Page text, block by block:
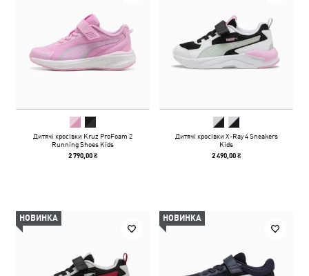
Дитячі кросівки Kruz ProFoam 2
Running Shoes Kids
2 790,00 ₴
Дитячі кросівки X-Ray 4 Sneakers
Kids
2 490,00 ₴
НОВИНКА НОВИНКА